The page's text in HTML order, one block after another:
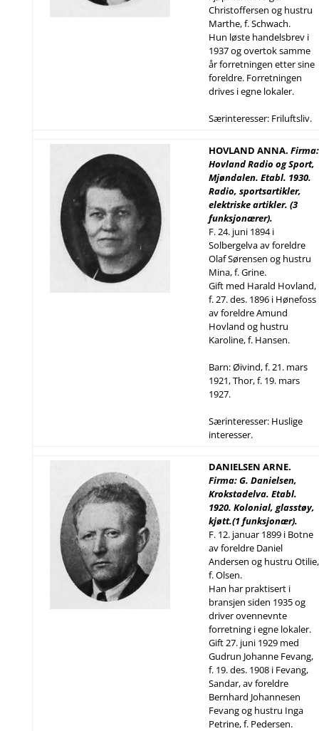
Christoffersen og hustru
Marthe, f. Schwach.
Hun løste handelsbrev i
1937 og overtok samme
år forretningen etter sine
foreldre. Forretningen
drives i egne lokaler.
Særinteresser: Friluftsliv.
HOVLAND ANNA. Firma:
Hovland Radio og Sport,
Mjøndalen. Etabl. 1930.
Radio, sportsartikler,
elektriske artikler. (3
funksjonærer).
F. 24. juni 1894 i
Solbergelva av foreldre
Olaf Sørensen og hustru
Mina, f. Grine.
Gift med Harald Hovland,
f. 27. des. 1896 i Hønefoss
av foreldre Amund
Hovland og hustru
Karoline, f. Hansen.
Barn: Øivind, f. 21. mars
1921, Thor, f. 19. mars
1927.
Særinteresser: Huslige
interesser.
DANIELSEN ARNE.
Firma: G. Danielsen,
Krokstadelva. Etabl.
1920. Kolonial, glasstøy,
kjøtt.(1 funksjonær).
F. 12. januar 1899 i Botne
av foreldre Daniel
Andersen og hustru Otilie,
f. Olsen.
Han har praktisert i
bransjen siden 1935 og
driver ovennevnte
forretning i egne lokaler.
Gift 27. juni 1929 med
Gudrun Johanne Fevang,
f. 19. des. 1908 i Fevang,
Sandar, av foreldre
Bernhard Johannesen
Fevang og hustru Inga
Petrine, f. Pedersen.